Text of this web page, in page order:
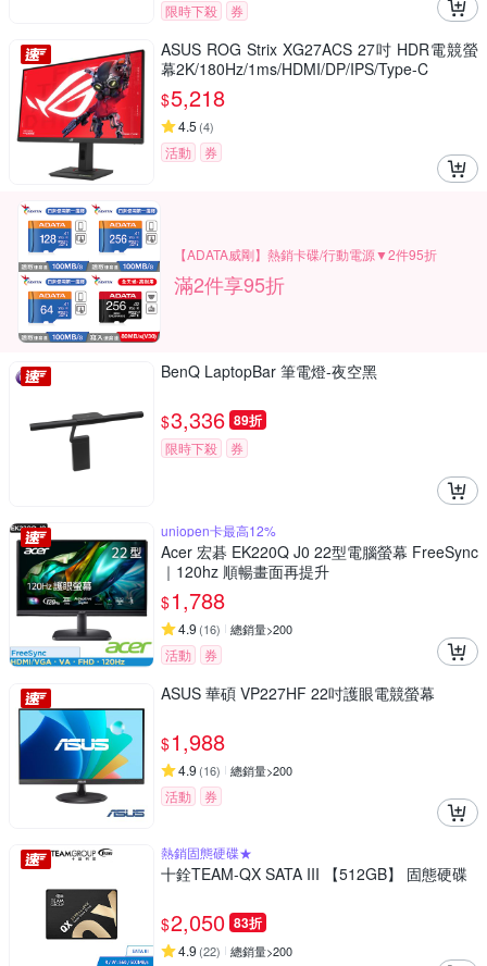
限時下殺 券
ASUS ROG Strix XG27ACS 27吋 HDR電競螢
幕2K/180Hz/1ms/HDMI/DP/IPS/Type-C
$5,218
4.5 (4)
活動 券
【ADATA威剛】熱銷卡碟/行動電源▼2件95折
滿2件享95折
BenQ LaptopBar 筆電燈-夜空黑
$3,336 89折
限時下殺 券
uniopen卡最高12%
Acer 宏碁 EK220Q J0 22型電腦螢幕 FreeSync
｜120hz 順暢畫面再提升
$1,788
4.9 (16) 總銷量>200
活動 券
ASUS 華碩 VP227HF 22吋護眼電競螢幕
$1,988
4.9 (16) 總銷量>200
活動 券
熱銷固態硬碟★
十銓TEAM-QX SATA III 【512GB】 固態硬碟
$2,050 83折
4.9 (22) 總銷量>200